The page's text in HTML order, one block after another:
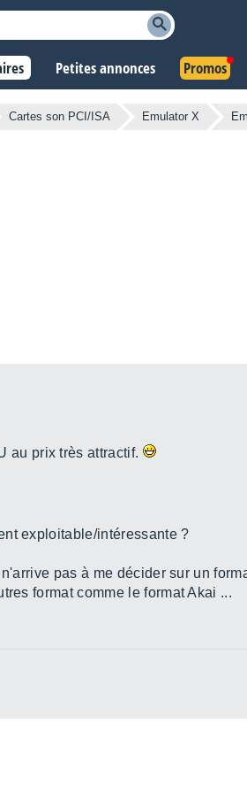
Petites annonces Promos
Cartes son PCI/ISA Emulator X
au prix très attractif.
exploitable/intéressante ?
pas à me décider sur un
format comme le format Akai ...